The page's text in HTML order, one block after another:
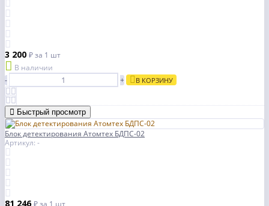
3 200 ₽за 1 шт
В наличии
-
+ В КОРЗИНУ
Быстрый просмотр
Блок детектирования Атомтех БДПС-02
Артикул: -
81 246